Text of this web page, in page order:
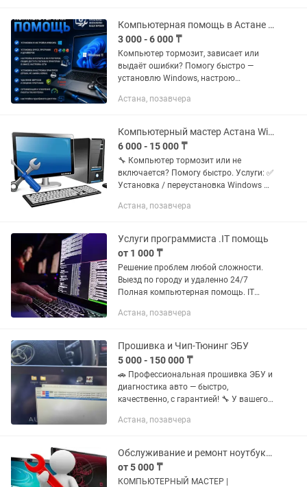
Компьютерная помощь в Астане Выезд и удалённо
3 000 - 6 000 ₸
Компьютер тормозит, зависает или
выдаёт ошибки? Помогу быстро —
установлю Windows, настрою
принтеры. Работаю вечером и в
Windows ✔...
Астана, позавчера
Компьютерный мастер Астана Windows, настройка, выезд
6 000 - 15 000 ₸
🔧 Компьютер тормозит или не
включается? Помогу быстро. Услуги: ✅
Установка / переустановка Windows ✅
Настройка Wi-Fi, роутеров, интернета ✅
Астана, позавчера
Услуги программиста .IT помощь
от 1 000 ₸
Решение проблем любой сложности.
Выезд по городу и удаленно 24/7
Полная компьютерная помощь. IT
программиста 1. Переустановка
Установка,...
Астана, позавчера
Прошивка и Чип-Тюнинг ЭБУ
5 000 - 150 000 ₸
🚗 Профессиональная прошивка ЭБУ и
диагностика авто — быстро,
качественно, с гарантией! 🔧 У вашего
топлива, потерей мощности или
помощью...
Астана, позавчера
Обслуживание и ремонт ноутбуков и компьютеров
от 5 000 ₸
КОМПЬЮТЕРНЫЙ МАСТЕР |